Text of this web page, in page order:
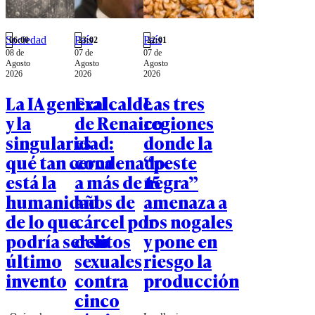
Sociedad
06:00
08 de
Agosto
2026
La IA general
y la
singularidad:
qué tan cerca
está la
humanidad
de lo que
podría ser su
último
invento
País
23:02
07 de
Agosto
2026
Exalcalde
de Renaico
es
condenado
a más de 15
años de
cárcel por
delitos
sexuales
contra
cinco
País
22:01
07 de
Agosto
2026
Las tres
regiones
donde la
“peste
negra”
amenaza a
los nogales
y pone en
riesgo la
producción